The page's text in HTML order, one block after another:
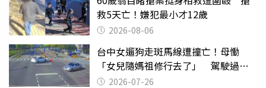
救5天亡！嫌犯最小才12歲
2026-08-06
台中女遛狗走斑馬線遭撞亡！母慟
「女兒隨媽祖修行去了」 駕駛過失
致死判9月
2026-07-26